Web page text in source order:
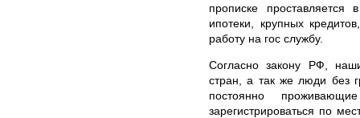
прописке
ипотеки, крупных
работу на гос службу.
Согласно закону РФ,
стран, а так же люди без
постоянно
зарегистрироваться по